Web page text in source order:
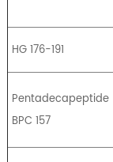
HG 176-191
Pentadecapeptide
BPC 157